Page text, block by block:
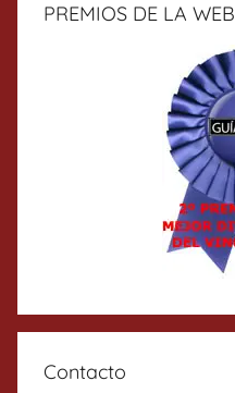
PREMIOS DE LA WEB
Contacto